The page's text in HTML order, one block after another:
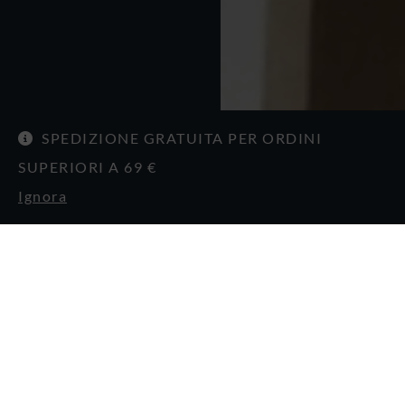
SPEDIZIONE GRATUITA PER ORDINI
SUPERIORI A 69 €
Ignora